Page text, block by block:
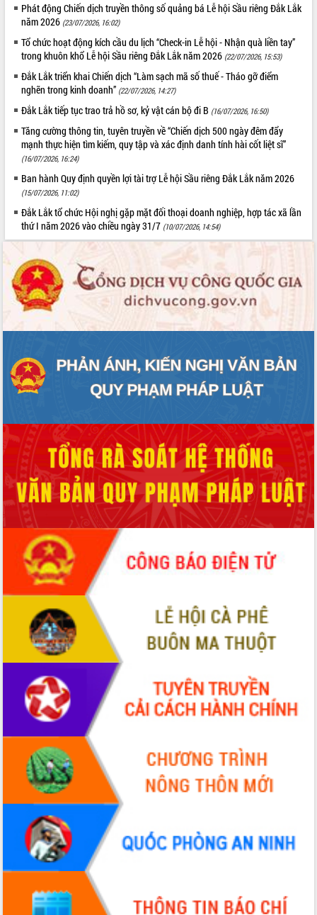
Phát động Chiến dịch truyền thông số quảng bá Lễ hội Sầu riêng Đắk Lắk
năm 2026 (23/07/2026, 16:02)
Tổ chức hoạt động kích cầu du lịch “Check-in Lễ hội - Nhận quà liền tay”
trong khuôn khổ Lễ hội Sầu riêng Đắk Lắk năm 2026 (22/07/2026, 15:53)
Đắk Lắk triển khai Chiến dịch “Làm sạch mã số thuế - Tháo gỡ điểm
nghẽn trong kinh doanh” (22/07/2026, 14:27)
Đắk Lắk tiếp tục trao trả hồ sơ, kỷ vật cán bộ đi B (16/07/2026, 16:50)
Tăng cường thông tin, tuyên truyền về “Chiến dịch 500 ngày đêm đẩy
mạnh thực hiện tìm kiếm, quy tập và xác định danh tính hài cốt liệt sĩ”
(16/07/2026, 16:24)
Ban hành Quy định quyền lợi tài trợ Lễ hội Sầu riêng Đắk Lắk năm 2026
(15/07/2026, 11:02)
Đắk Lắk tổ chức Hội nghị gặp mặt đối thoại doanh nghiệp, hợp tác xã lần
thứ I năm 2026 vào chiều ngày 31/7 (10/07/2026, 14:54)